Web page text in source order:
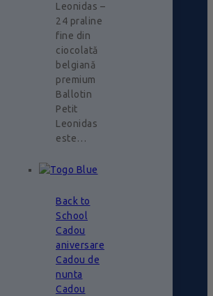
Leonidas –
24 praline
fine din
ciocolată
belgiană
premium
Ballotin
Petit
Leonidas
este…
Back to
School
Cadou
aniversare
Cadou de
nunta
Cadou